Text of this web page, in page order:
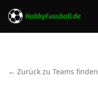
← Zurück zu Teams finden